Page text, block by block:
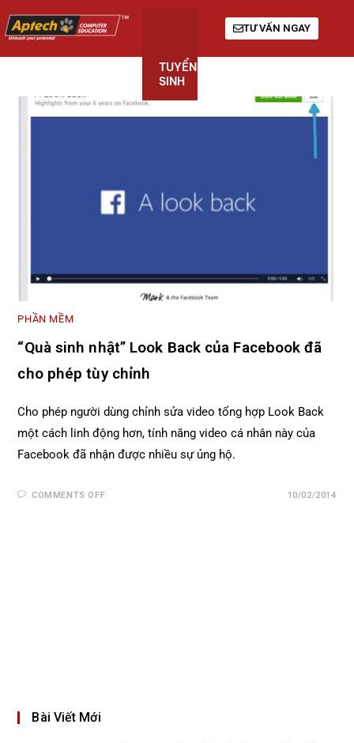
TUYỂN
SINH
TƯ VẤN NGAY
PHẦN MỀM
“Quà sinh nhật” Look Back của Facebook đã
cho phép tùy chỉnh
Cho phép người dùng chỉnh sửa video tổng hợp Look Back
một cách linh động hơn, tính năng video cá nhân này của
Facebook đã nhận được nhiều sự ủng hộ.
COMMENTS OFF 10/02/2014
Bài Viết Mới